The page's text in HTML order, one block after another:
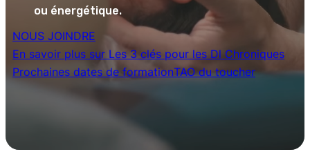
ou énergétique.
NOUS JOINDRE
En savoir plus sur Les 3 clés pour les Dl Chroniques
Prochaines dates de formationTAO du toucher